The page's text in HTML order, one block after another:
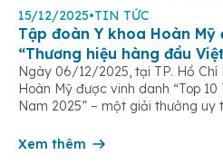
15/12/2025•TIN TỨC
Tập đoàn Y khoa Hoàn Mỹ
“Thương hiệu hàng đầu
Ngày 06/12/2025, tại TP. Hồ Chí
Hoàn Mỹ được vinh danh “Top
Nam 2025” – một giải thưởng uy
cứu Phát triển Doanh nghiệp Châu
Xem thêm